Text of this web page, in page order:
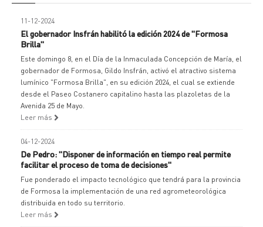
11-12-2024
El gobernador Insfrán habilitó la edición 2024 de "Formosa
Brilla"
Este domingo 8, en el Día de la Inmaculada Concepción de María, el
gobernador de Formosa, Gildo Insfrán, activó el atractivo sistema
lumínico "Formosa Brilla", en su edición 2024, el cual se extiende
desde el Paseo Costanero capitalino hasta las plazoletas de la
Avenida 25 de Mayo.
Leer más
04-12-2024
De Pedro: "Disponer de información en tiempo real permite
facilitar el proceso de toma de decisiones"
Fue ponderado el impacto tecnológico que tendrá para la provincia
de Formosa la implementación de una red agrometeorológica
distribuida en todo su territorio.
Leer más